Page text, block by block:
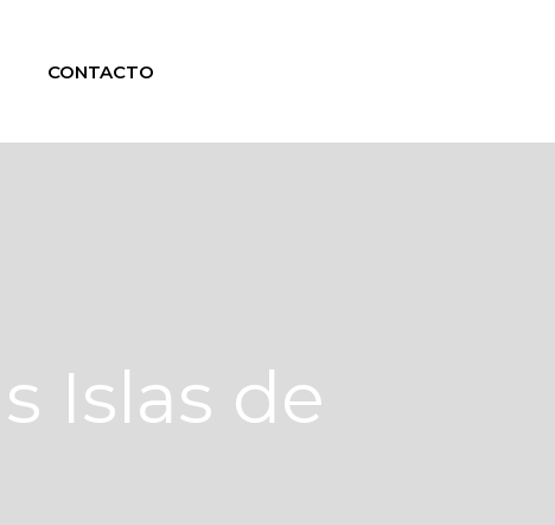
CONTACTO
Islas de